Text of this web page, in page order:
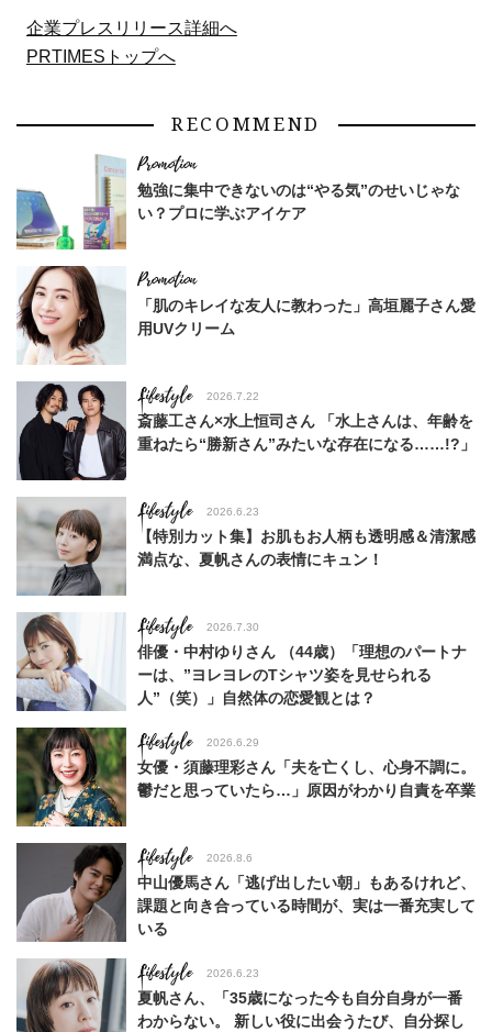
企業プレスリリース詳細へ
PRTIMESトップへ
RECOMMEND
勉強に集中できないのは“やる気”のせいじゃな
い？プロに学ぶアイケア
「肌のキレイな友人に教わった」高垣麗子さん愛
用UVクリーム
Lifestyle 2026.7.22
斎藤工さん×水上恒司さん 「水上さんは、年齢を
重ねたら“勝新さん”みたいな存在になる……!?」
Lifestyle 2026.6.23
【特別カット集】お肌もお人柄も透明感＆清潔感
満点な、夏帆さんの表情にキュン！
Lifestyle 2026.7.30
俳優・中村ゆりさん （44歳）「理想のパートナ
ーは、”ヨレヨレのTシャツ姿を見せられる
人”（笑）」自然体の恋愛観とは？
Lifestyle 2026.6.29
女優・須藤理彩さん「夫を亡くし、心身不調に。
鬱だと思っていたら…」原因がわかり自責を卒業
Lifestyle 2026.8.6
中山優馬さん「逃げ出したい朝」もあるけれど、
課題と向き合っている時間が、実は一番充実して
いる
Lifestyle 2026.6.23
夏帆さん、「35歳になった今も自分自身が一番
わからない。 新しい役に出会うたび、自分探し